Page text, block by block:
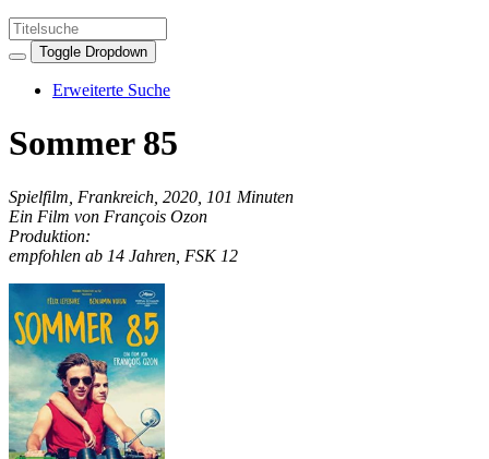
Toggle Dropdown
Erweiterte Suche
Sommer 85
Spielfilm, Frankreich, 2020, 101 Minuten
Ein Film von François Ozon
Produktion:
empfohlen ab 14 Jahren, FSK 12